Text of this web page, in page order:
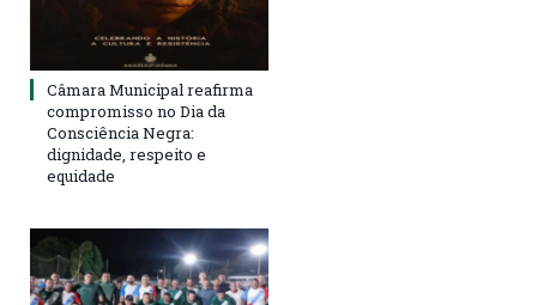
Câmara Municipal reafirma
compromisso no Dia da
Consciência Negra:
dignidade, respeito e
equidade